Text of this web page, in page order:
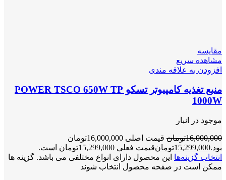
مقایسه
مشاهده سریع
افزودن به علاقه مندی
منبع تغذیه کامپیوتر تسکو POWER TSCO 650W TP
1000W
موجود در انبار
16,000,000تومان
قیمت اصلی 16,000,000تومان
بود.15,299,000تومانقیمت فعلی 15,299,000تومان است.
انتخاب گزینه‌ها این محصول دارای انواع مختلفی می باشد. گزینه ها
ممکن است در صفحه محصول انتخاب شوند